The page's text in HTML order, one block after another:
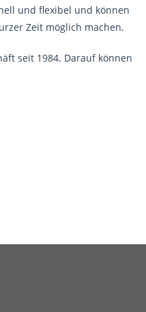
und flexibel und können
Zeit möglich machen.
seit 1984. Darauf können